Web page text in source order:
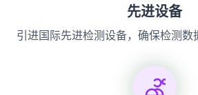
先进设备
引进国际先进检测设备，确保检测数